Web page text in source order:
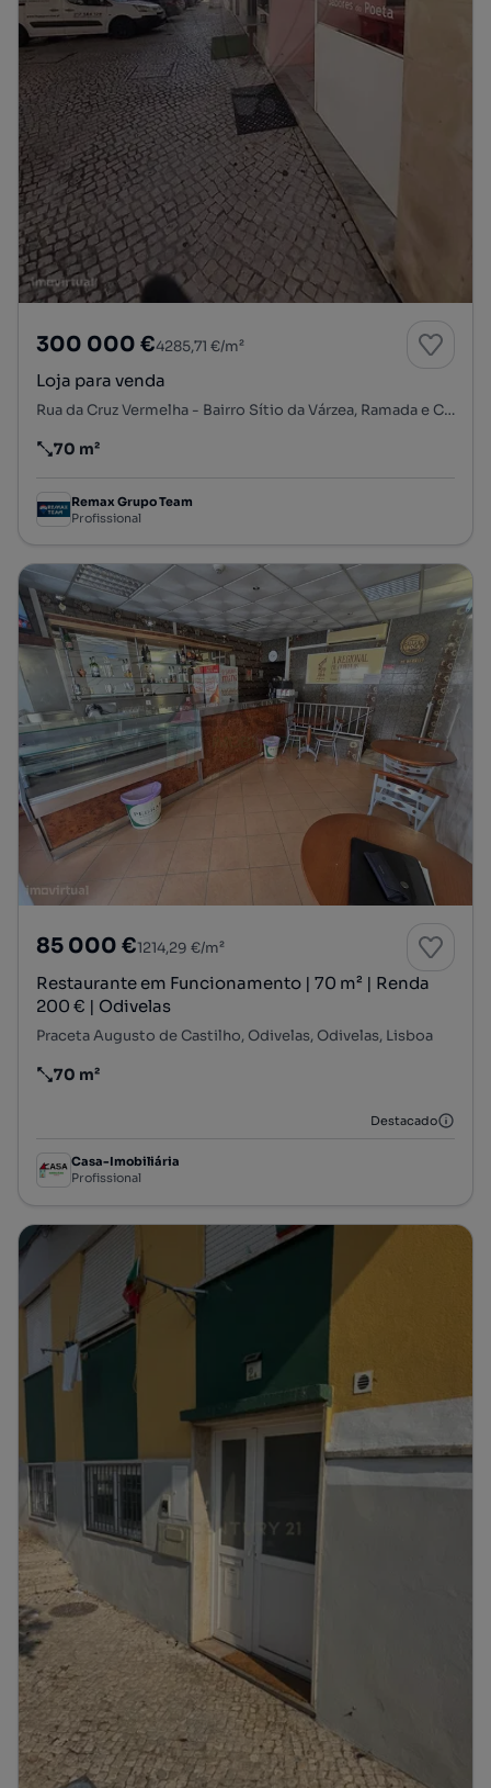
300 000 €4285,71 €/m²
Loja para venda
Rua da Cruz Vermelha - Bairro Sítio da Várzea, Ramada e Caneças, Odivelas, Lisboa
Preço por metro quadrado
70 m²
Remax Grupo Team
Profissional
85 000 €1214,29 €/m²
Restaurante em Funcionamento | 70 m² | Renda
200 € | Odivelas
Praceta Augusto de Castilho, Odivelas, Odivelas, Lisboa
Preço por metro quadrado
70 m²
Destacado
Casa-Imobiliária
Profissional